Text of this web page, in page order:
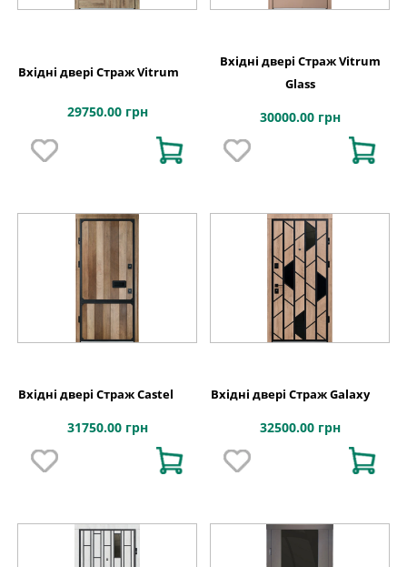
Вхідні двері Страж Vitrum
29750.00 грн
Вхідні двері Страж Vitrum
Glass
30000.00 грн
Вхідні двері Страж Castel
31750.00 грн
Вхідні двері Страж Galaxy
32500.00 грн